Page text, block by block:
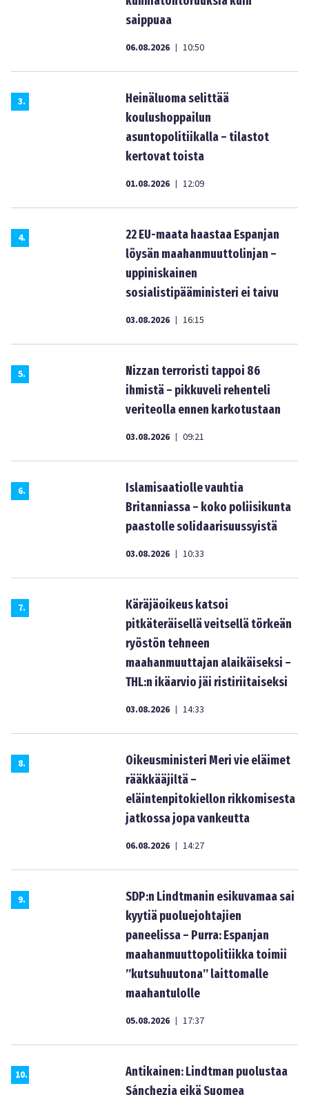
saippuaa
06.08.2026 | 10:50
3.
Heinäluoma selittää
koulushoppailun
asuntopolitiikalla – tilastot
kertovat toista
01.08.2026 | 12:09
4.
22 EU-maata haastaa Espanjan
löysän maahanmuuttolinjan –
uppiniskainen
sosialistipääministeri ei taivu
03.08.2026 | 16:15
5.
Nizzan terroristi tappoi 86
ihmistä – pikkuveli rehenteli
veriteolla ennen karkotustaan
03.08.2026 | 09:21
6.
Islamisaatiolle vauhtia
Britanniassa – koko poliisikunta
paastolle solidaarisuussyistä
03.08.2026 | 10:33
7.
Käräjäoikeus katsoi
pitkäteräisellä veitsellä törkeän
ryöstön tehneen
maahanmuuttajan alaikäiseksi –
THL:n ikäarvio jäi ristiriitaiseksi
03.08.2026 | 14:33
8.
Oikeusministeri Meri vie eläimet
rääkkääjiltä –
eläintenpitokiellon rikkomisesta
jatkossa jopa vankeutta
06.08.2026 | 14:27
9.
SDP:n Lindtmanin esikuvamaa sai
kyytiä puoluejohtajien
paneelissa – Purra: Espanjan
maahanmuuttopolitiikka toimii
”kutsuhuutona” laittomalle
maahantulolle
05.08.2026 | 17:37
10.
Antikainen: Lindtman puolustaa
Sánchezia eikä Suomea